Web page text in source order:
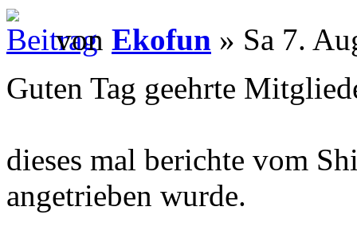
von Ekofun » Sa 7.
Guten Tag geehrte
dieses mal berichte vom
angetrieben wurde.